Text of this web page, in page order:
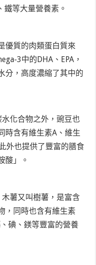
鐵等大量營養素。
優質的肉類蛋白質來
3中的DHA、EPA，
分，高度濃縮了其中的
水化合物之外，豌豆也
時含有維生素A、維生
外也提供了豐富的膳食
酸」。
木薯又叫樹薯，是富含
，同時也含有維生素
碘、鎂等豐富的營養